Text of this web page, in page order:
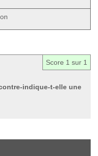
Score 1 sur 1
indique-t-elle une